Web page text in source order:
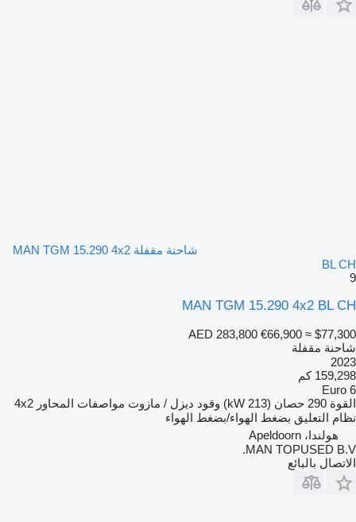
شاحنة مقفلة MAN TGM 15.290 4x2
BL CH
9
MAN TGM 15.290 4x2 BL CH
AED 283,800 €66,900 ≈ $77,300
شاحنة مقفلة
2023
159,298 كم
Euro 6
القوة 290 حصان (213 kW) وقود ديزل / مازوت مواصفات المحاور 4x2
نظام التعليق بضغط الهواء/بضغط الهواء
هولندا، Apeldoorn
MAN TOPUSED B.V.
الاتصال بالبائع